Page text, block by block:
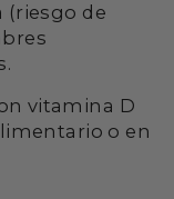
(riesgo de
vitamina D
o en